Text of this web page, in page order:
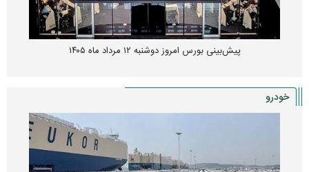
پیش‌بینی بورس امروز دوشنبه ۱۲ مرداد ماه ۱۴۰۵
خودرو